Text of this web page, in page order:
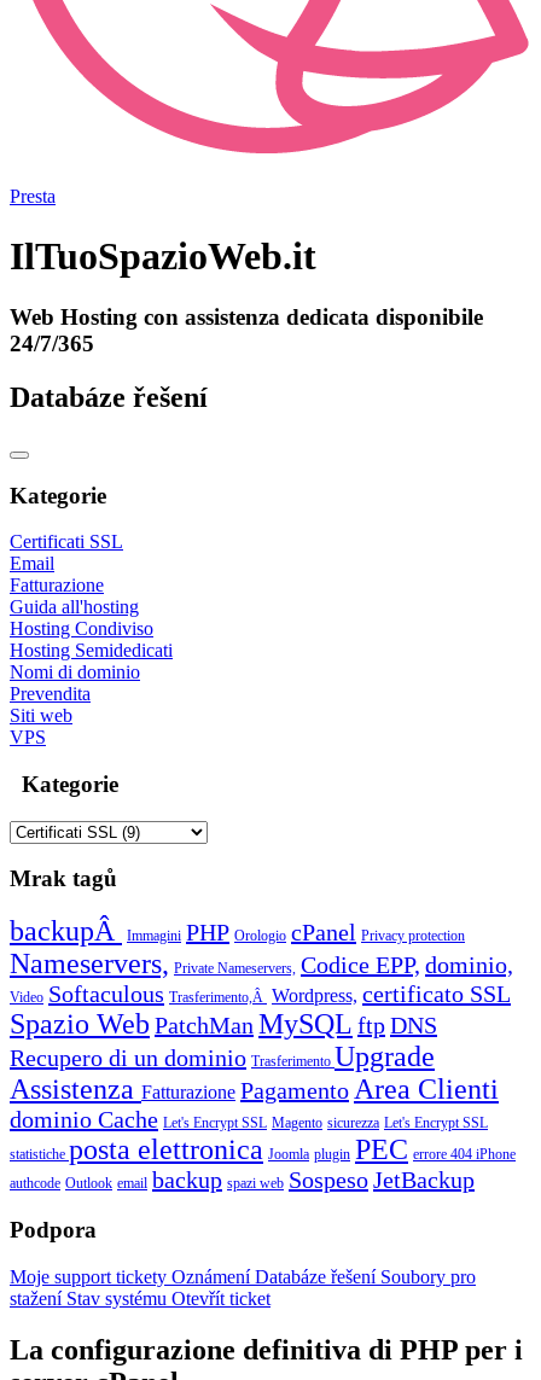
Presta
IlTuoSpazioWeb.it
Web Hosting con assistenza dedicata disponibile
24/7/365
Databáze řešení
Kategorie
Certificati SSL
Email
Fatturazione
Guida all'hosting
Hosting Condiviso
Hosting Semidedicati
Nomi di dominio
Prevendita
Siti web
VPS
Kategorie
Mrak tagů
backupÂ Immagini PHP Orologio cPanel Privacy protection
Nameservers, Private Nameservers, Codice EPP, dominio,
Video Softaculous Trasferimento,Â Wordpress, certificato SSL
Spazio Web PatchMan MySQL ftpDNS
Recupero di un dominio Trasferimento Upgrade
Assistenza Fatturazione Pagamento Area Clienti
dominio Cache Let's Encrypt SSL Magento sicurezza Let's Encrypt SSL
statistiche posta elettronica Joomla plugin PEC errore 404 iPhone
authcode Outlook email backup spazi web SospesoJetBackup
Podpora
Moje support tickety OznámeníDatabáze řešení Soubory pro
stažení Stav systému Otevřít ticket
La configurazione definitiva di PHP per i